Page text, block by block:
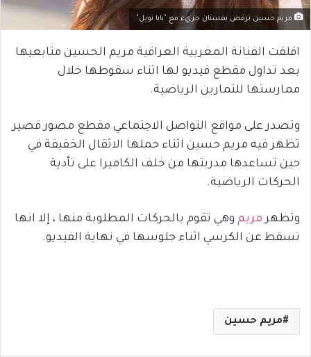
مريم حسين ترقص بفستان جريء مع "بابا نويل"
اقلقت الفنانة المغربية العراقية مريم الحسين متابعيها
بعد تداول مقطع فيديو لها اثناء سقوطها خلال
ممارستها للتمارين الرياضية.
وتصدر على مواقع التواصل الاجتماعي مقطع مصور قصير
تظهر فيه مريم حسين اثناء حملها الاثقال الخفيفة في
حين تساعدها مدربتها من خلف الكاميرا على تأدية
الحركات الرياضية.
وتظهرمريم وهي تقوم بالحركات المطلوبة منها ، إلا انها
تسقط عن الكرسي اثناء جلوسها في نهاية الفيديو.
مريم حسين